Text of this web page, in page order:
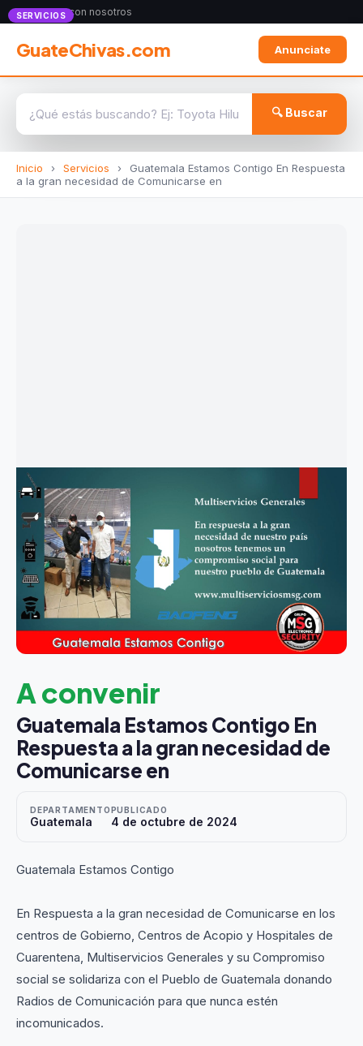
Anunciate con nosotros
GuateChivas.com Anunciate
🔍 Buscar
Inicio › Servicios ›
Guatemala Estamos Contigo En Respuesta
a la gran necesidad de Comunicarse en
SERVICIOS
A convenir
Guatemala Estamos Contigo En
Respuesta a la gran necesidad de
Comunicarse en
DEPARTAMENTO
Guatemala
PUBLICADO
4 de octubre de 2024
Guatemala Estamos Contigo
En Respuesta a la gran necesidad de Comunicarse en los
centros de Gobierno, Centros de Acopio y Hospitales de
Cuarentena, Multiservicios Generales y su Compromiso
social se solidariza con el Pueblo de Guatemala donando
Radios de Comunicación para que nunca estén
incomunicados.